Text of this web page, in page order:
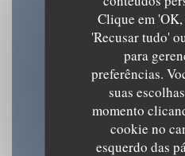
Clique em
'Recusar tudo'
para
preferências.
suas
momento
cookie no
esquerdo das
Seg-
08:30 - 15:30 •
08:30 -